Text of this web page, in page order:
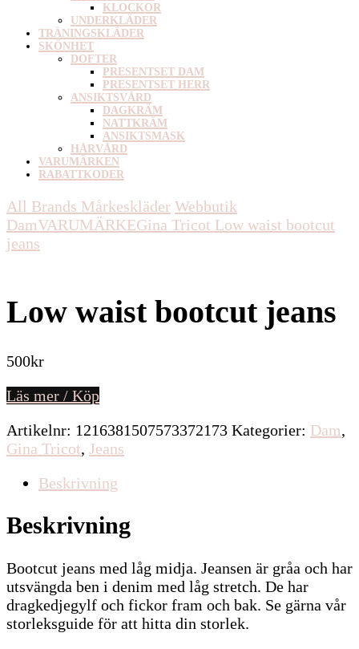
KLOCKOR
UNDERKLÄDER
TRÄNINGSKLÄDER
SKÖNHET
DOFTER
PRESENTSET DAM
PRESENTSET HERR
ANSIKTSVÅRD
DAGKRÄM
NATTKRÄM
ANSIKTSMASK
HÅRVÅRD
VARUMÄRKEN
RABATTKODER
All Brands Mårkeskläder Webbutik
DamVARUMÄRKEGina Tricot Low waist bootcut
jeans
Low waist bootcut jeans
500kr
Läs mer / Köp
Artikelnr: 1216381507573372173 Kategorier: Dam,
Gina Tricot, Jeans
Beskrivning
Beskrivning
Bootcut jeans med låg midja. Jeansen är gråa och har
utsvängda ben i denim med låg stretch. De har
dragkedjegylf och fickor fram och bak. Se gärna vår
storleksguide för att hitta din storlek.